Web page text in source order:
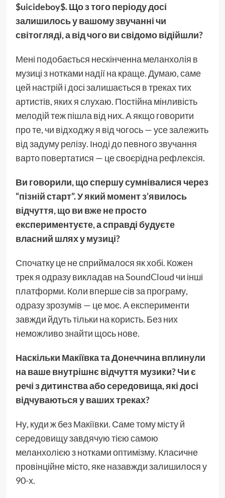
$uicideboy$. Що з того періоду досі
залишилось у вашому звучанні чи
світогляді, а від чого ви свідомо відійшли?
Мені подобається нескінченна меланхолія в
музиці з нотками надії на краще. Думаю, саме
цей настрій і досі залишається в треках тих
артистів, яких я слухаю. Постійна мінливість
мелодій теж пішла від них. А якщо говорити
про те, чи відходжу я від чогось — усе залежить
від задуму релізу. Іноді до певного звучання
варто повертатися — це своєрідна рефлексія.
Ви говорили, що спершу сумнівалися через
“пізній старт”. У який момент з’явилось
відчуття, що ви вже не просто
експериментуєте, а справді будуєте
власний шлях у музиці?
Спочатку це не сприймалося як хобі. Кожен
трек я одразу викладав на SoundCloud чи інші
платформи. Коли вперше сів за програму,
одразу зрозумів — це моє. А експерименти
завжди йдуть тільки на користь. Без них
неможливо знайти щось нове.
Наскільки Макіївка та Донеччина вплинули
на ваше внутрішнє відчуття музики? Чи є
речі з дитинства або середовища, які досі
відчуваються у ваших треках?
Ну, куди ж без Макіївки. Саме тому місту й
середовищу завдячую тією самою
меланхолією з нотками оптимізму. Класичне
провінційне місто, яке назавжди залишилося у
90-х.